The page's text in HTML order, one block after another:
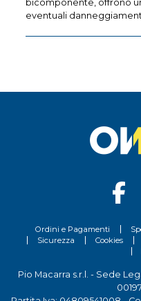
bicomponente, offrono
eventuali
Ordini e Pagamenti
Sicurezza
Cookies
Pio Macarra s.r.l. - Sede